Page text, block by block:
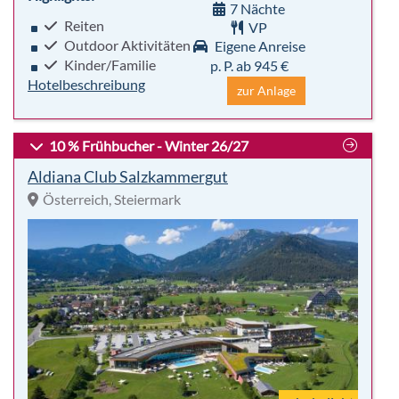
Reiten
Outdoor Aktivitäten
Kinder/Familie
Hotelbeschreibung
7 Nächte
VP
Eigene Anreise
p. P. ab 945 €
zur Anlage
10 % Frühbucher - Winter 26/27
Aldiana Club Salzkammergut
Österreich, Steiermark